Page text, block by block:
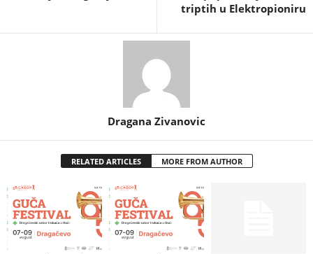
triptih u Elektropioniru
Dragana Zivanovic
RELATED ARTICLES MORE FROM AUTHOR